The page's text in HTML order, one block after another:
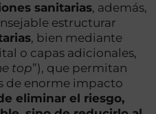
sanitarias, además,
estructurar
, bien mediante
o capas adicionales,
top”), que permitan
de enorme impacto
eliminar el riesgo,